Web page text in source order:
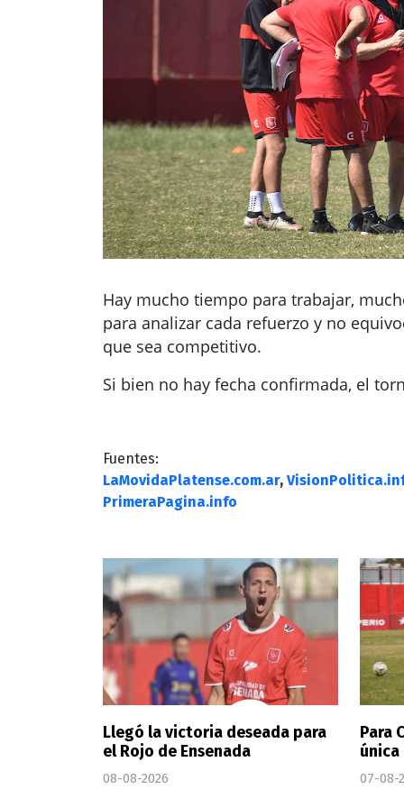
Hay mucho tiempo para trabajar,
para analizar cada refuerzo y no
que sea competitivo.
Si bien no hay fecha confirmada, el
Fuentes:
LaMovidaPlatense.com.ar,
PrimeraPagina.info
Llegó la victoria deseada para
el Rojo de Ensenada
08-08-2026
Para
única
07-08-